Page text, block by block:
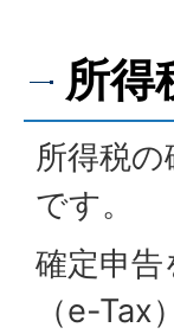
所得
所得税
です。
確定申
（e-Tax